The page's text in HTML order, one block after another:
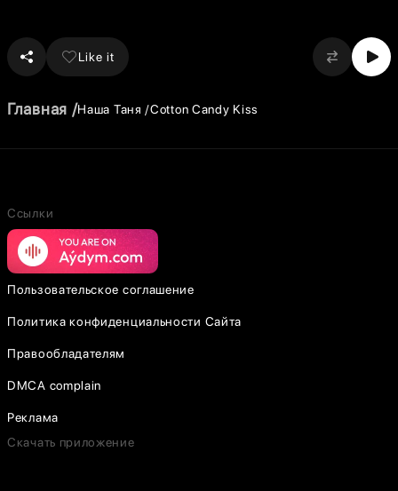
Like it
Главная Наша Таня Cotton Candy Kiss
Ссылки
Пользовательское соглашение
Политика конфиденциальности Сайта
Правообладателям
DMCA complain
Реклама
Скачать приложение